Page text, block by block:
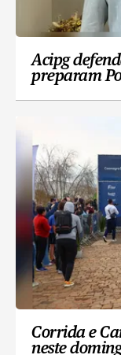
Acipg
preparam
Corrida e
neste